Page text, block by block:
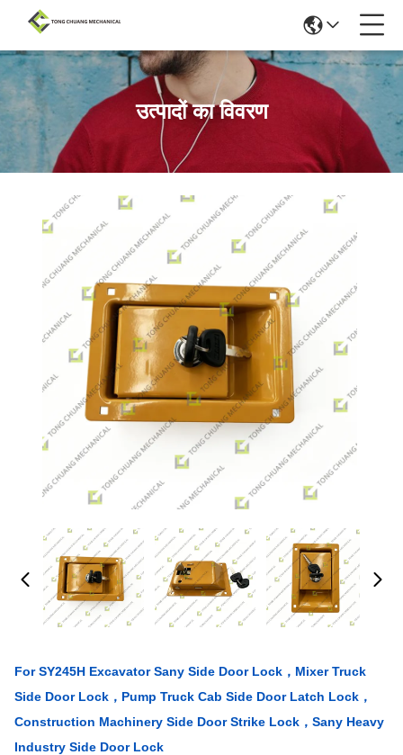
उत्पादों का विवरण
For SY245H Excavator Sany Side Door Lock，Mixer Truck
Side Door Lock，Pump Truck Cab Side Door Latch Lock，
Construction Machinery Side Door Strike Lock，Sany Heavy
Industry Side Door Lock